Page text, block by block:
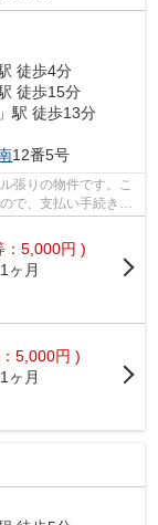
徒歩4分
徒歩15分
」駅 徒歩13分
12番5号
張りの物件です。こ
で、支払い手続きの
：5,000円 )
1ヶ月
5,000円 )
1ヶ月